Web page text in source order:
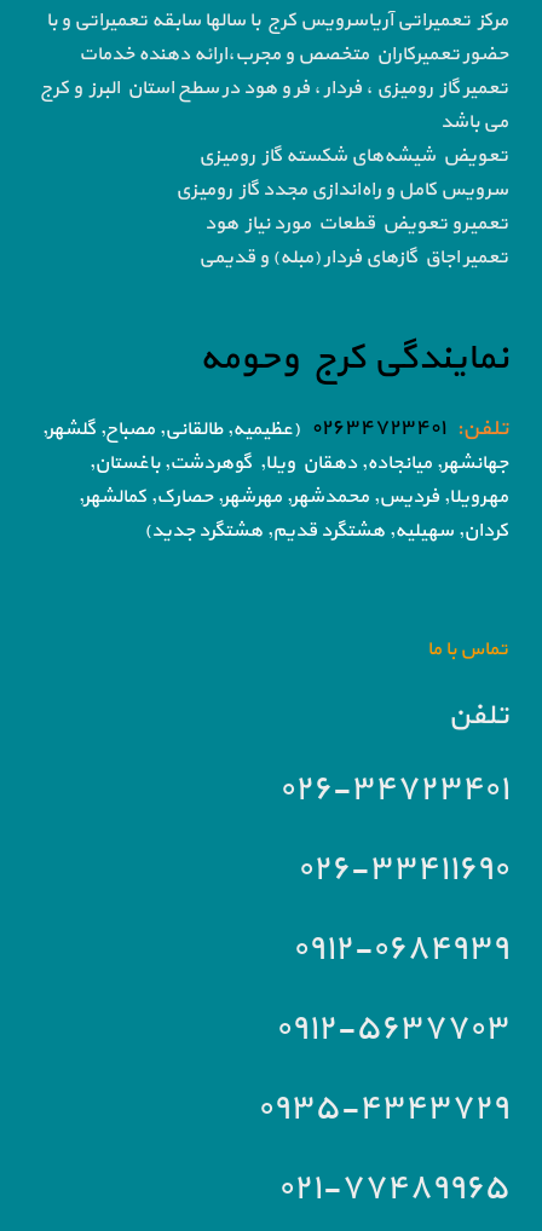
مرکز تعمیراتی آریاسرویس کرج با سالها سابقه تعمیراتی و با
حضور تعمیرکاران متخصص و مجرب،ارائه دهنده خدمات
تعمیر گاز رومیزی ، فردار ، فر و هود در سطح استان البرز و کرج
می باشد
تعویض شیشه‌های شکسته گاز رومیزی
سرویس کامل و راه‌اندازی مجدد گاز رومیزی
تعمیرو تعویض قطعات مورد نیاز هود
تعمیر اجاق گاز‌های فردار (مبله) و قدیمی
نمایندگی کرج وحومه
تلفن: ۰۲۶۳۴۷۲۳۴۰۱
(عظیمیه, طالقانی, مصباح, گلشهر,
جهانشهر, میانجاده, دهقان ویلا, گوهردشت, باغستان,
مهرویلا, فردیس, محمدشهر, مهرشهر, حصارک, کمالشهر,
کردان, سهیلیه, هشتگرد قدیم, هشتگرد جدید)
تماس با ما
تلفن
۰۲۶-۳۴۷۲۳۴۰۱
۰۲۶-۳۳۴۱۱۶۹۰
۰۹۱۲-۰۶۸۴۹۳۹
۰۹۱۲-۵۶۳۷۷۰۳
۰۹۳۵-۴۳۴۳۷۲۹
۰۲۱-۷۷۴۸۹۹۶۵